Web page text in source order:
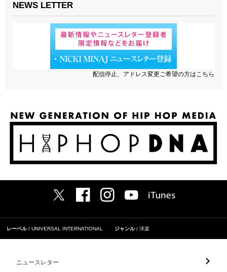
NEWS LETTER
配信停止、アドレス変更ご希望の方はこちら
レーベル UNIVERSAL INTERNATIONAL ジャンル 洋楽
ニュースレター